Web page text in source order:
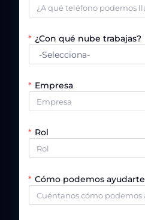
¿Con qué nube trabajas?
Empresa
Rol
Cómo podemos ayudarte